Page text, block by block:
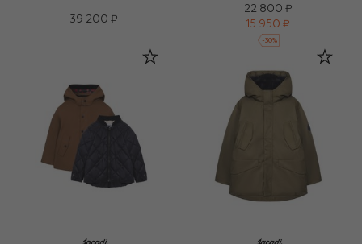
39 200 ₽
22 800 ₽
15 950 ₽
-30%